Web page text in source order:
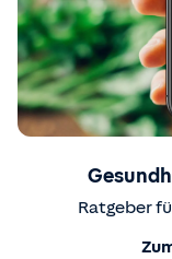
Ratgeber